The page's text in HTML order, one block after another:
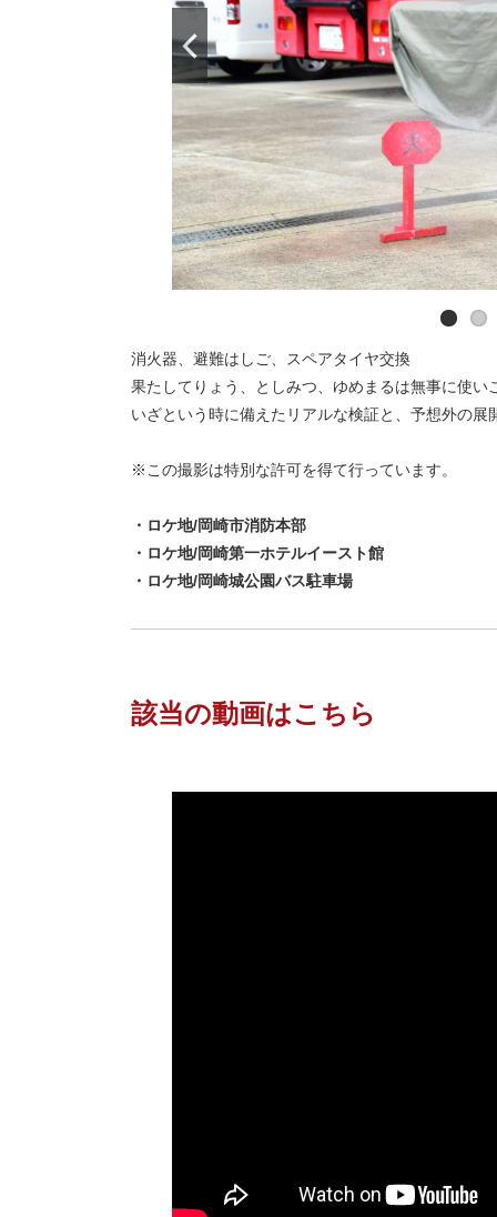
消火器、避難はしご、スペアタイヤ交換
果たしてりょう、としみつ、ゆめまるは無事に使
いざという時に備えたリアルな検証と、予想外の展
※この撮影は特別な許可を得て行っています。
・ロケ地/岡崎市消防本部
・ ロケ地/岡崎第一ホテルイースト館
・ ロケ地/岡崎城公園バス駐車場
該当の動画はこちら